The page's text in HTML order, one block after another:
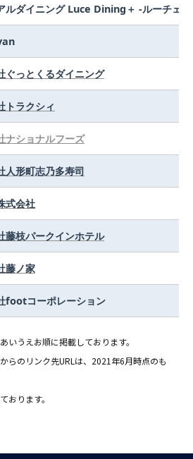
ルダイニング Luce Dining＋ ‐ルーチェ‐
ぐっとくるダイニング
トラクシィ
ナショナルフーズ
人形町志乃多寿司
式会社
藤枝パークインホテル
藤ノ家
footコーポレーション
うえお順に掲載しております。
らのリンク先URLは、2021年6月時点のも
おります。